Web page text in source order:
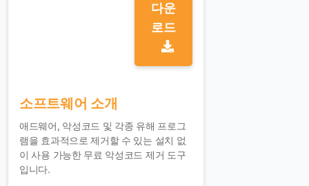
다운
로드
소프트웨어 소개
애드웨어, 악성코드 및 각종 유해 프로그
램을 효과적으로 제거할 수 있는 설치 없
이 사용 가능한 무료 악성코드 제거 도구
입니다.